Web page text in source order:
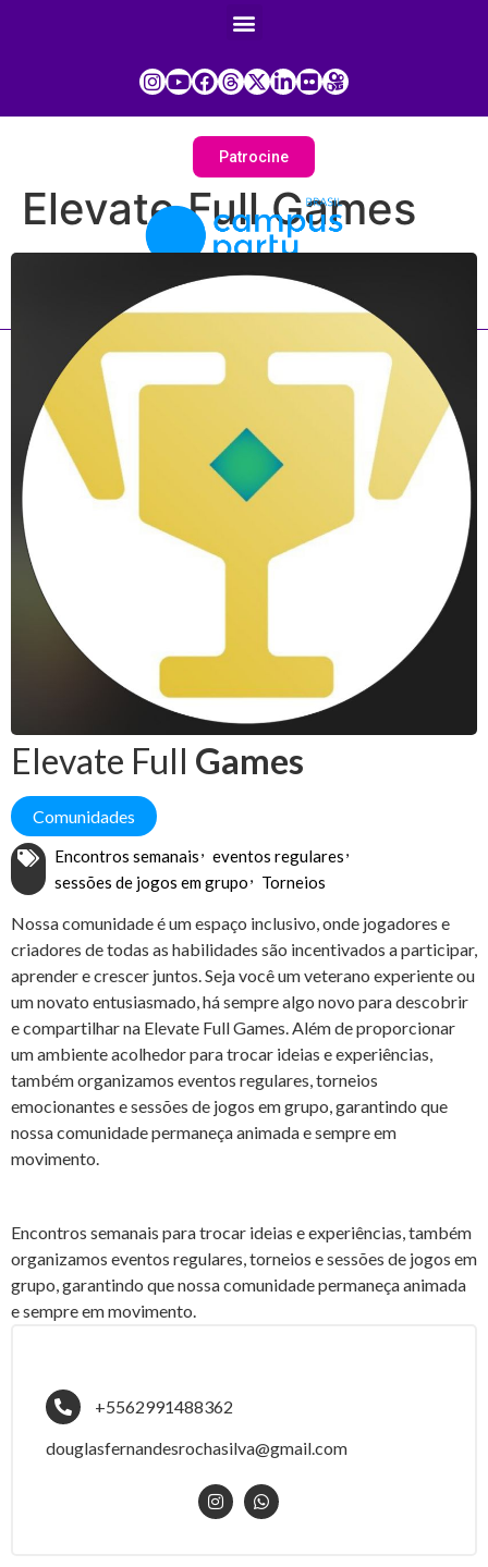
Patrocine
Elevate Full Games
Elevate Full Games
Comunidades
Encontros semanais
eventos regulares
sessões de jogos em grupo
Torneios
Nossa comunidade é um espaço inclusivo, onde jogadores e
criadores de todas as habilidades são incentivados a participar,
aprender e crescer juntos. Seja você um veterano experiente ou
um novato entusiasmado, há sempre algo novo para descobrir
e compartilhar na Elevate Full Games. Além de proporcionar
um ambiente acolhedor para trocar ideias e experiências,
também organizamos eventos regulares, torneios
emocionantes e sessões de jogos em grupo, garantindo que
nossa comunidade permaneça animada e sempre em
movimento.
Encontros semanais para trocar ideias e experiências, também
organizamos eventos regulares, torneios e sessões de jogos em
grupo, garantindo que nossa comunidade permaneça animada
e sempre em movimento.
+5562991488362
douglasfernandesrochasilva@gmail.com